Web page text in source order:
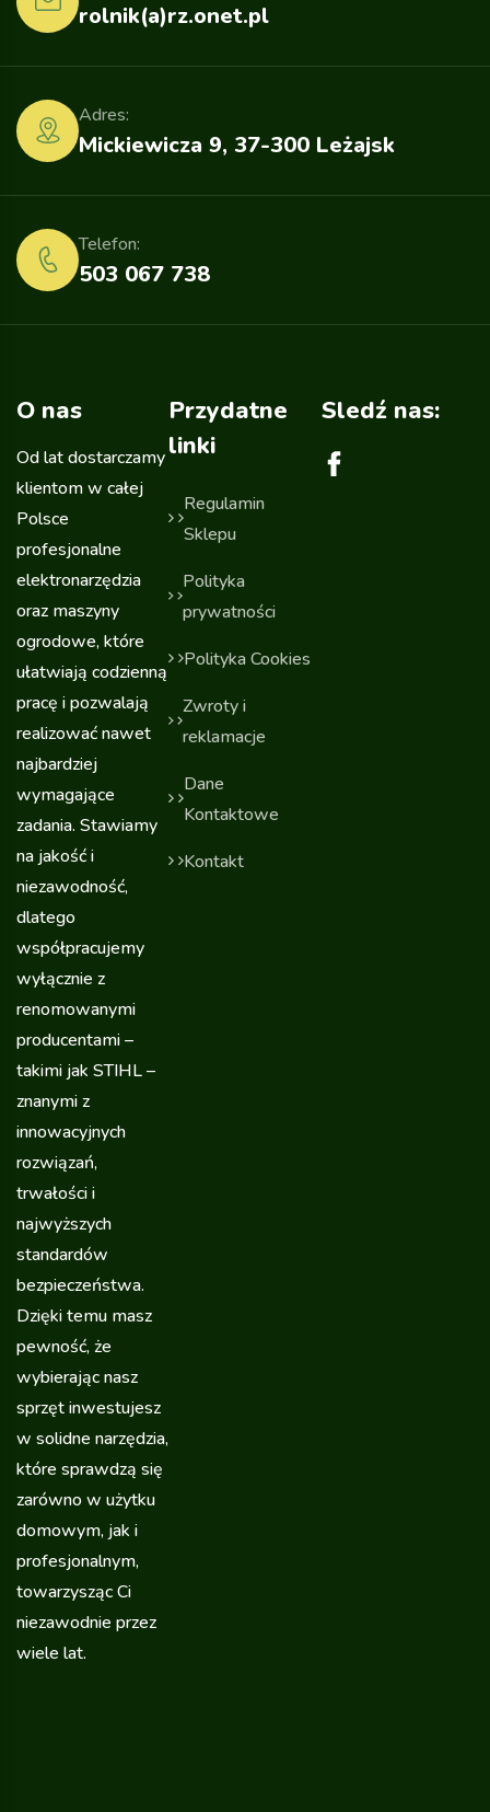
rolnik(a)rz.onet.pl
Mickiewicza 9, 37-300 Leżajsk
Adres:
503 067 738
Telefon:
O nas
Od lat dostarczamy
klientom w całej
Polsce
profesjonalne
elektronarzędzia
oraz maszyny
ogrodowe, które
ułatwiają codzienną
pracę i pozwalają
realizować nawet
najbardziej
wymagające
zadania. Stawiamy
na jakość i
niezawodność,
dlatego
współpracujemy
wyłącznie z
renomowanymi
producentami –
takimi jak STIHL –
znanymi z
innowacyjnych
rozwiązań,
trwałości i
najwyższych
standardów
bezpieczeństwa.
Dzięki temu masz
pewność, że
wybierając nasz
sprzęt inwestujesz
w solidne narzędzia,
które sprawdzą się
zarówno w użytku
domowym, jak i
profesjonalnym,
towarzysząc Ci
niezawodnie przez
wiele lat.
Przydatne
linki
Regulamin
Sklepu
Polityka
prywatności
Polityka Cookies
Zwroty i
reklamacje
Dane
Kontaktowe
Kontakt
Sledź nas: